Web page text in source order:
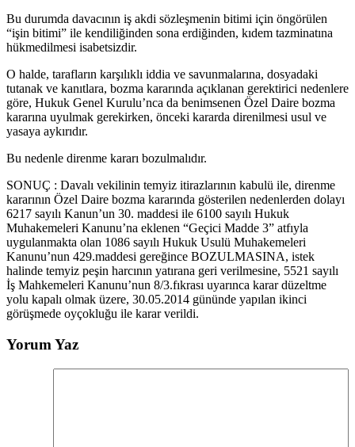
Bu durumda davacının iş akdi sözleşmenin bitimi için öngörülen
“işin bitimi” ile kendiliğinden sona erdiğinden, kıdem tazminatına
hükmedilmesi isabetsizdir.
O halde, tarafların karşılıklı iddia ve savunmalarına, dosyadaki
tutanak ve kanıtlara, bozma kararında açıklanan gerektirici nedenlere
göre, Hukuk Genel Kurulu’nca da benimsenen Özel Daire bozma
kararına uyulmak gerekirken, önceki kararda direnilmesi usul ve
yasaya aykırıdır.
Bu nedenle direnme kararı bozulmalıdır.
SONUÇ : Davalı vekilinin temyiz itirazlarının kabulü ile, direnme
kararının Özel Daire bozma kararında gösterilen nedenlerden dolayı
6217 sayılı Kanun’un 30. maddesi ile 6100 sayılı Hukuk
Muhakemeleri Kanunu’na eklenen “Geçici Madde 3” atfıyla
uygulanmakta olan 1086 sayılı Hukuk Usulü Muhakemeleri
Kanunu’nun 429.maddesi gereğince BOZULMASINA, istek
halinde temyiz peşin harcının yatırana geri verilmesine, 5521 sayılı
İş Mahkemeleri Kanunu’nun 8/3.fıkrası uyarınca karar düzeltme
yolu kapalı olmak üzere, 30.05.2014 gününde yapılan ikinci
görüşmede oyçokluğu ile karar verildi.
Yorum Yaz